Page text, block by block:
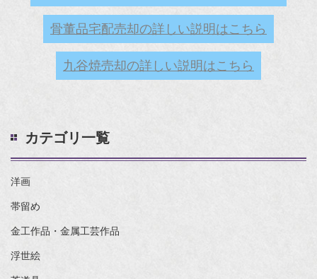
骨董品宅配売却の詳しい説明はこちら
九谷焼売却の詳しい説明はこちら
カテゴリ一覧
洋画
帯留め
金工作品・金属工芸作品
浮世絵